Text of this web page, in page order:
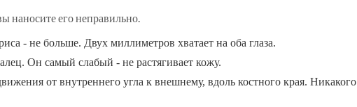
наносите его неправильно.
- не больше. Двух миллиметров хватает на оба глаза.
Он самый слабый - не растягивает кожу.
от внутреннего угла к внешнему, вдоль костного края. Никакого